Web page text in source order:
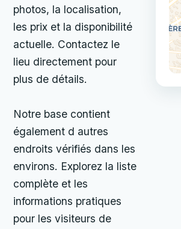
photos, la localisation,
les prix et la disponibilité
actuelle. Contactez le
lieu directement pour
plus de détails.
Notre base contient
également d autres
endroits vérifiés dans les
environs. Explorez la liste
complète et les
informations pratiques
pour les visiteurs de